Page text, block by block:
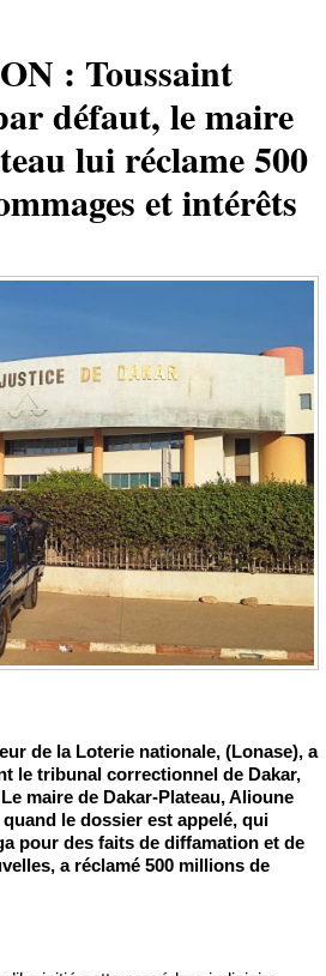
: Toussaint
défaut, le maire
lui réclame 500
et intérêts
de la Loterie nationale, (Lonase), a
le tribunal correctionnel de Dakar,
maire de Dakar-Plateau, Alioune
le dossier est appelé, qui
pour des faits de diffamation et de
a réclamé 500 millions de